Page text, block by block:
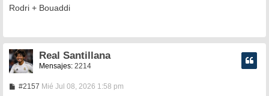
n
s
e
Rodri + Bouaddi
Real Santillana
Mensajes: 2214
#2157MMié Jul 08, 2026 1:58 pm